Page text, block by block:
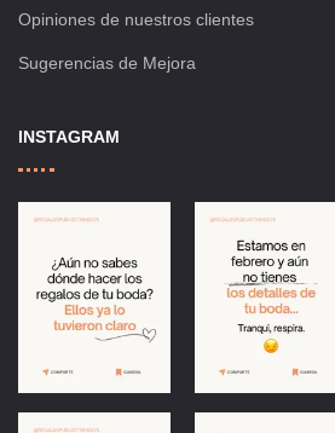
Opiniones de nuestros clientes
Sugerencias de Mejora
INSTAGRAM